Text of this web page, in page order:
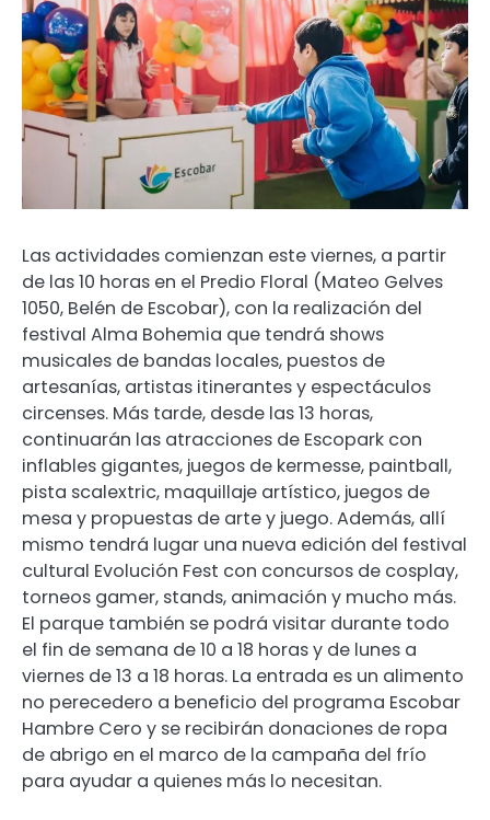
Las actividades comienzan este viernes, a partir
de las 10 horas en el Predio Floral (Mateo Gelves
1050, Belén de Escobar), con la realización del
festival Alma Bohemia que tendrá shows
musicales de bandas locales, puestos de
artesanías, artistas itinerantes y espectáculos
circenses. Más tarde, desde las 13 horas,
continuarán las atracciones de Escopark con
inflables gigantes, juegos de kermesse, paintball,
pista scalextric, maquillaje artístico, juegos de
mesa y propuestas de arte y juego. Además, allí
mismo tendrá lugar una nueva edición del festival
cultural Evolución Fest con concursos de cosplay,
torneos gamer, stands, animación y mucho más.
El parque también se podrá visitar durante todo
el fin de semana de 10 a 18 horas y de lunes a
viernes de 13 a 18 horas. La entrada es un alimento
no perecedero a beneficio del programa Escobar
Hambre Cero y se recibirán donaciones de ropa
de abrigo en el marco de la campaña del frío
para ayudar a quienes más lo necesitan.